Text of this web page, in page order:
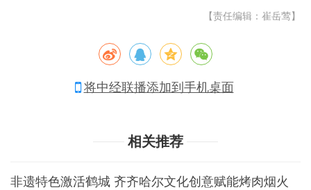
【责任编辑：崔岳莺】
将中经联播添加到手机桌面
相关推荐
非遗特色激活鹤城 齐齐哈尔文化创意赋能烤肉烟火